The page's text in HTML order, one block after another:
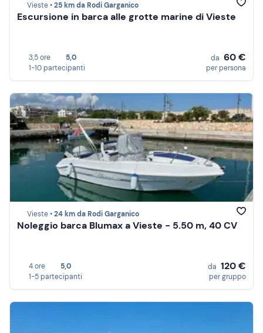
Vieste •25 km da Rodi Garganico
Escursione in barca alle grotte marine di Vieste
3,5 ore
5,0
1-10 partecipanti
da 60 €
per persona
Vieste •24 km da Rodi Garganico
Noleggio barca Blumax a Vieste - 5.50 m, 40 CV
4 ore
5,0
1-5 partecipanti
da 120 €
per gruppo